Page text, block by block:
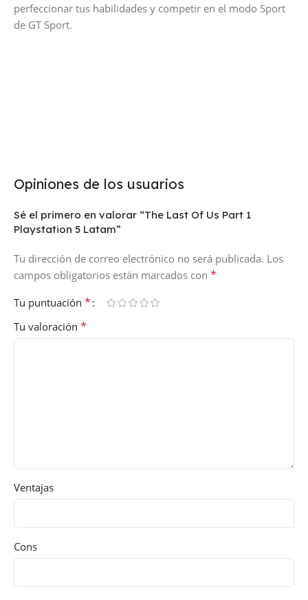
perfeccionar tus habilidades y competir en el modo Sport
de GT Sport.
Opiniones de los usuarios
Sé el primero en valorar “The Last Of Us Part 1
Playstation 5 Latam”
Tu dirección de correo electrónico no será publicada. Los
campos obligatorios están marcados con *
Tu puntuación *
Tu valoración *
Ventajas
Cons